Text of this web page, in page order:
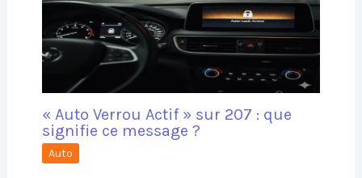
« Auto Verrou Actif » sur 207 : que
signifie ce message ?
Auto